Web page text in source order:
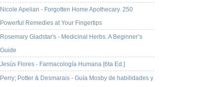
Nicole Apelian - Forgotten Home Apothecary. 250
Powerful Remedies at Your Fingertips
Rosemary Gladstar's - Medicinal Herbs. A Beginner’s
Guide
Jesús Flores - Farmacología Humana [6ta Ed.]
Perry; Potter & Desmarais - Guía Mosby de habilidades y